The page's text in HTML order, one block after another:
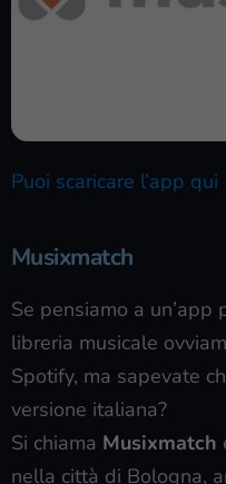
Puoi scaricare l’app qui
Musixmatch
Se pensiamo a
libreria musicale
Spotify, ma sapevate
versione italiana?
Si chiama Musixmatch
nella città di Bologna,